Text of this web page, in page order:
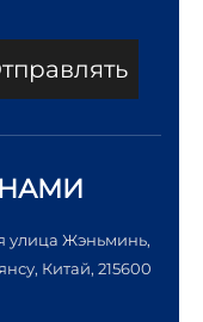
улица Жэньминь,
Китай, 215600